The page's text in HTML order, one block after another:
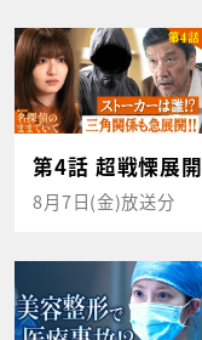
第4話 超戦慄展開
8月7日(金)放送分